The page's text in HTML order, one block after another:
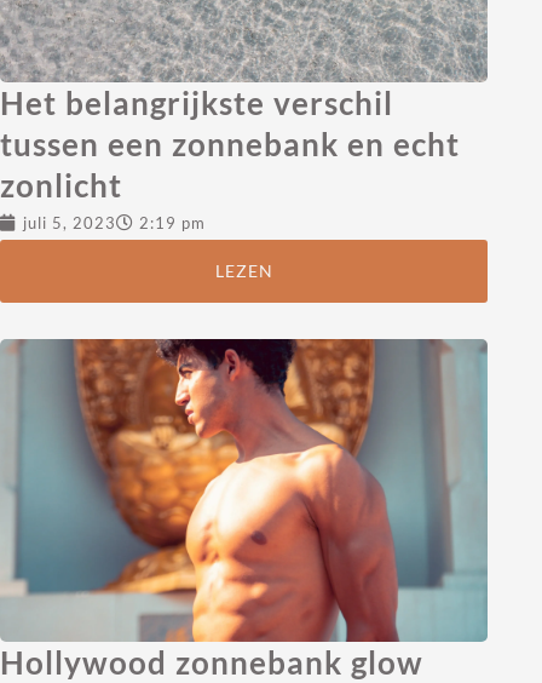
Het belangrijkste verschil
tussen een zonnebank en echt
zonlicht
juli 5, 2023 2:19 pm
LEZEN
Hollywood zonnebank glow